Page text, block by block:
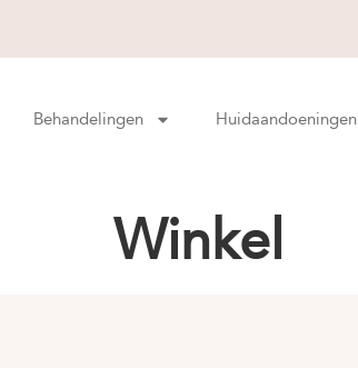
Behandelingen Huidaandoeningen
Winkel